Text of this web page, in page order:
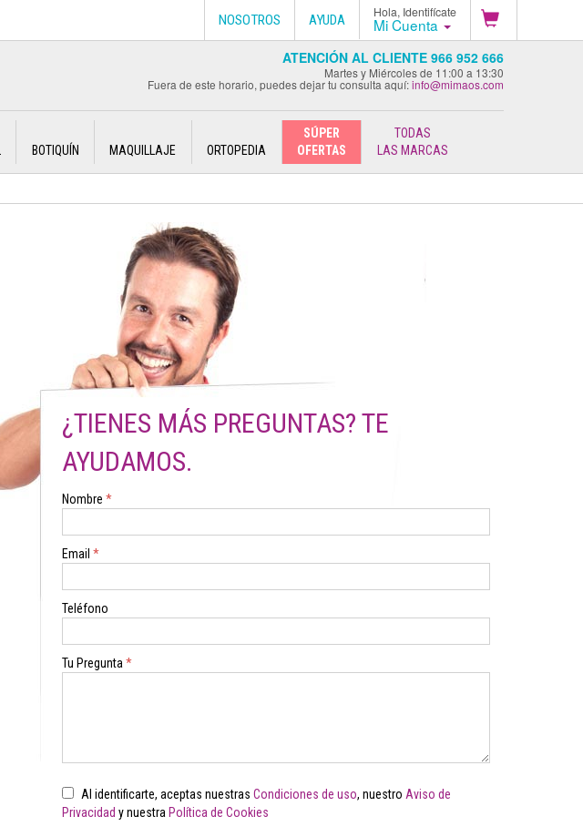
Hola, Identifícate
Mi Cuenta
AYUDA
NOSOTROS
ATENCIÓN AL CLIENTE 966 952 666
Martes y Miércoles de 11:00 a 13:30
Fuera de este horario, puedes dejar tu consulta aquí:info@mimaos.com
BOTIQUÍN MAQUILLAJE ORTOPEDIA
SÚPER
OFERTAS
TODAS
LAS MARCAS
¿TIENES MÁS PREGUNTAS? TE
AYUDAMOS.
Nombre *
Email *
Teléfono
Tu Pregunta *
Al identificarte, aceptas nuestras Condiciones de uso, nuestro Aviso de
Privacidad y nuestra Política de Cookies